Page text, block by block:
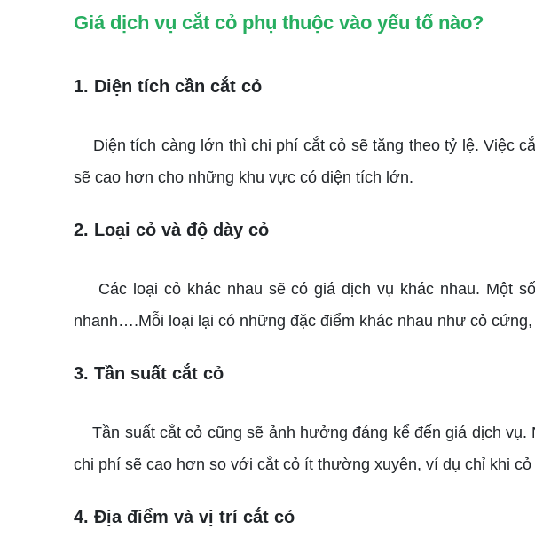
Giá dịch vụ cắt cỏ phụ thuộc vào yếu tố nào?
1. Diện tích cần cắt cỏ
Diện tích càng lớn thì chi phí cắt cỏ sẽ tăng theo tỷ lệ. Việc
sẽ cao hơn cho những khu vực có diện tích lớn.
2. Loại cỏ và độ dày cỏ
Các loại cỏ khác nhau sẽ có giá dịch vụ khác nhau. Một
nhanh….Mỗi loại lại có những đặc điểm khác nhau như cỏ
3. Tần suất cắt cỏ
Tần suất cắt cỏ cũng sẽ ảnh hưởng đáng kể đến giá dịch vụ.
chi phí sẽ cao hơn so với cắt cỏ ít thường xuyên, ví dụ chỉ khi cỏ
4. Địa điểm và vị trí cắt cỏ